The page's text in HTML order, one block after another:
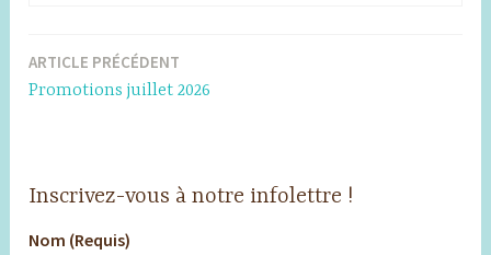
Navigation
ARTICLE PRÉCÉDENT
Promotions juillet 2026
Inscrivez-vous à notre infolettre !
Nom (Requis)